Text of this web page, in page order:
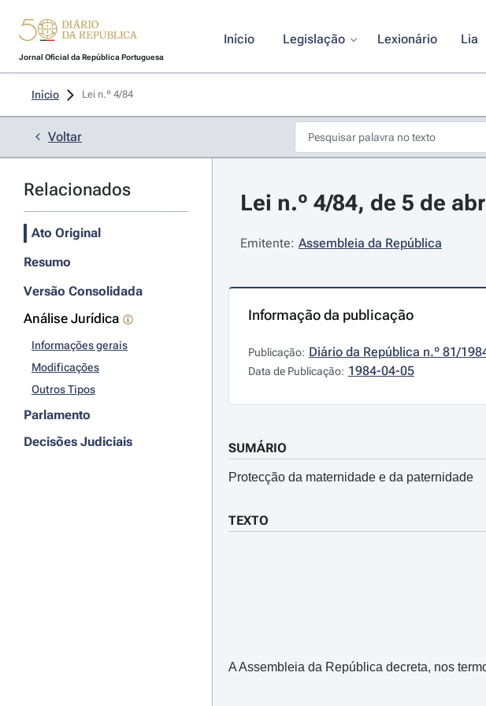
Jornal Oficial da República Portuguesa
Início Legislação Lexionário Lia
Início Lei n.º 4/84
Voltar
Relacionados
Ato Original
Resumo
Versão Consolidada
Análise Jurídica
Informações gerais
Modificações
Outros Tipos
Parlamento
Decisões Judiciais
Lei n.º 4/84, de 5 de
Emitente: Assembleia da República
Informação da publicação
Publicação: Diário da República n.º 81/
Data de Publicação: 1984-04-05
SUMÁRIO
Protecção da maternidade e da paternidade
TEXTO
A Assembleia da República decreta, nos